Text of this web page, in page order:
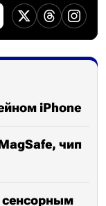
iPhone
чип
сенсорным